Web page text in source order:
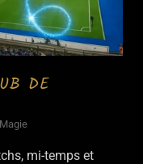
DE
mi-temps et